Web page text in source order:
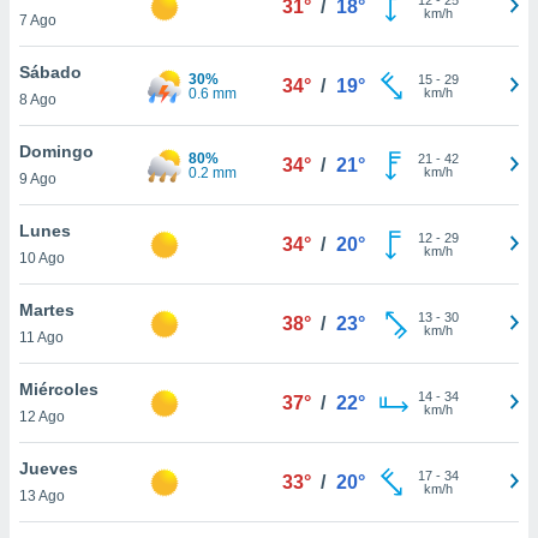
más
nuestra
y
de
disponible
cookies
aceptar
7 Ago
31° / 18°
km/h
Sábado
8 Ago
30%
0.6 mm
34° / 19° 15- 29
km/h
Domingo
9 Ago
80%
0.2 mm
34° / 21° 21 - 42
km/h
Lunes
10 Ago
34° / 20° 12- 29
km/h
Martes
11 Ago
38° / 23° 13- 30
km/h
Miércoles
12 Ago
37° / 22° 14- 34
km/h
Jueves
13 Ago
33° / 20° 17- 34
km/h